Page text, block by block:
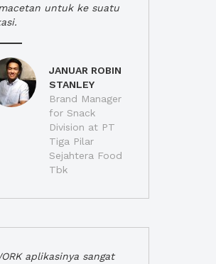
untuk ke suatu
JANUAR ROBIN
STANLEY
Brand Manager
for Snack
Division at PT
Tiga Pilar
Sejahtera Food
Tbk
aplikasinya sangat